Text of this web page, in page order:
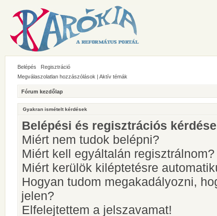
Belépés
Regisztráció
Megválaszolatlan hozzászólások | Aktív témák
Fórum kezdőlap
Gyakran ismételt kérdések
Belépési és regisztrációs
Miért nem tudok belépni?
Miért kell egyáltalán regisztrálnom?
Miért kerülök kiléptetésre
Hogyan tudom megakadályozni,
jelen?
Elfelejtettem a jelszavamat!